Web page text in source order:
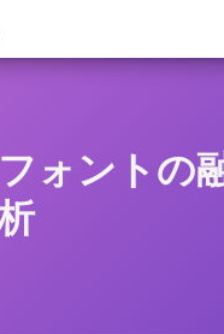
ォントの